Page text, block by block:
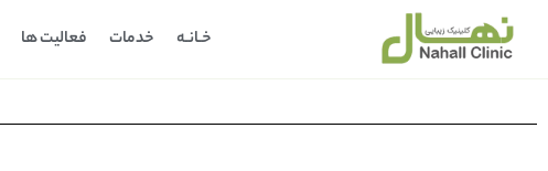
خـانـه خدمات فعالیت ها